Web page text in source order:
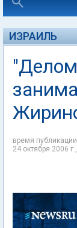
ИЗРАИЛЬ
время
24 октября 2006